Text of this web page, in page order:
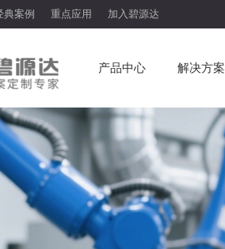
典案例 重点应用 加入碧源达
产品中心 解决方案